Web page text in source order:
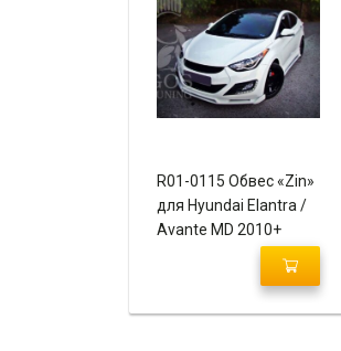
R01-0115 Обвес «Zin»
для Hyundai Elantra /
Avante MD 2010+